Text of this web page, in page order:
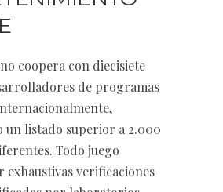
coopera con diecisiete
de programas
un listado superior a 2.000
Todo juego
exhaustivas verificaciones